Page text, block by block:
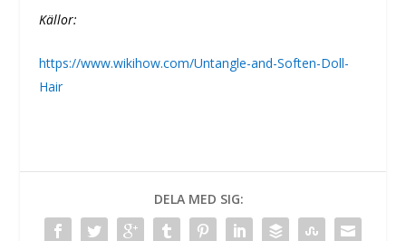
Källor:
https://www.wikihow.com/Untangle-and-Soften-Doll-
Hair
DELA MED SIG: